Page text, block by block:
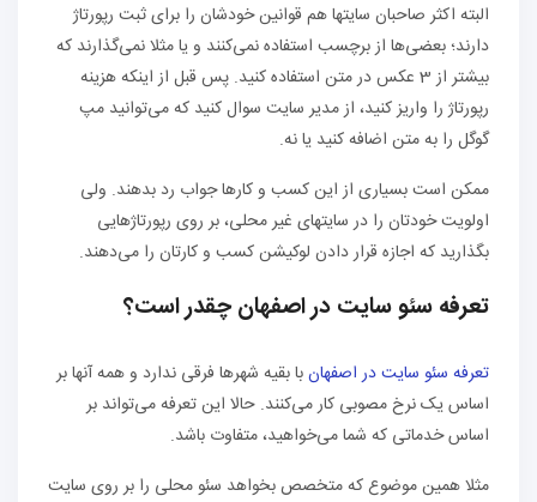
البته اکثر صاحبان سایتها هم قوانین خودشان را برای ثبت رپورتاژ
دارند؛ بعضی‌ها از برچسب استفاده نمی‌کنند و یا مثلا نمی‌گذارند که
بیشتر از 3 عکس در متن استفاده کنید. پس قبل از اینکه هزینه
رپورتاژ را واریز کنید، از مدیر سایت سوال کنید که می‌توانید مپ
گوگل را به متن اضافه کنید یا نه.
ممکن است بسیاری از این کسب و کارها جواب رد بدهند. ولی
اولویت خودتان را در سایتهای غیر محلی، بر روی رپورتاژهایی
بگذارید که اجازه قرار دادن لوکیشن کسب و کارتان را می‌دهند.
تعرفه سئو سایت در اصفهان چقدر است؟
تعرفه سئو سایت در اصفهانبا بقیه شهرها فرقی ندارد و همه آنها بر
اساس یک نرخ مصوبی کار می‌کنند. حالا این تعرفه می‌تواند بر
اساس خدماتی که شما می‌خواهید، متفاوت باشد.
مثلا همین موضوع که متخصص بخواهد سئو محلی را بر روی سایت